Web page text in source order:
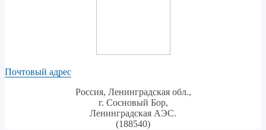
Почтовый адрес
Россия, Ленинградская обл.,
г. Сосновый Бор,
Ленинградская АЭС.
(188540)